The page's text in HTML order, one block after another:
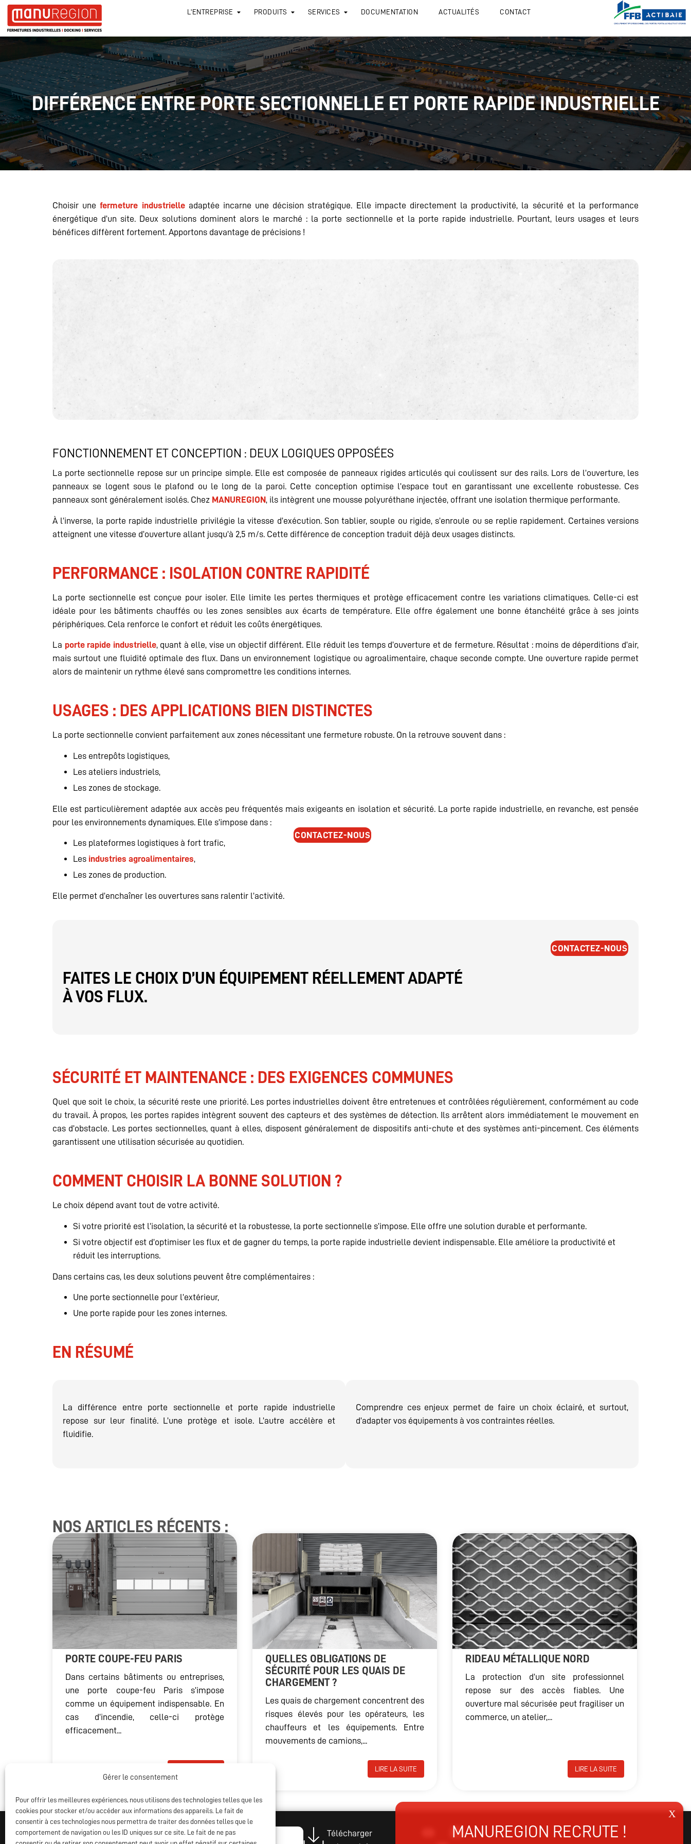
Gérer le consentement
Pour offrir les meilleures expériences, nous utilisons des technologies telles que les
cookies pour stocker et/ou accéder aux informations des appareils. Le fait de
consentir à ces technologies nous permettra de traiter des données telles que le
comportement de navigation ou les ID uniques sur ce site. Le fait de ne pas
L'ENTREPRISE PRODUITS SERVICES DOCUMENTATION ACTUALITÉS CONTACT
DIFFÉRENCE ENTRE PORTE SECTIONNELLE ET PORTE RAPIDE INDUSTRIELLE
Choisir unefermeture industrielleadaptée incarne une décision stratégique. Elle impacte directement la productivité, la sécurité et la performance
énergétique d’un site. Deux solutions dominent alors le marché : la porte sectionnelle et la porte rapide industrielle. Pourtant, leurs usages et leurs
bénéfices diffèrent fortement. Apportons davantage de précisions !
CONTACTEZ-NOUS
FONCTIONNEMENT ET CONCEPTION : DEUX LOGIQUES OPPOSÉES
La porte sectionnelle repose sur un principe simple. Elle est composée de panneaux rigides articulés qui coulissent sur des rails. Lors de l’ouverture, les
panneaux se logent sous le plafond ou le long de la paroi. Cette conception optimise l’espace tout en garantissant une excellente robustesse. Ces
panneaux sont généralement isolés. Chez MANUREGION , ils intègrent une mousse polyuréthane injectée, offrant une isolation thermique performante.
À l’inverse, la porte rapide industrielle privilégie la vitesse d’exécution. Son tablier, souple ou rigide, s’enroule ou se replie rapidement. Certaines versions
atteignent une vitesse d’ouverture allant jusqu’à 2,5 m/s. Cette différence de conception traduit déjà deux usages distincts.
PERFORMANCE : ISOLATION CONTRE RAPIDITÉ
La porte sectionnelle est conçue pour isoler. Elle limite les pertes thermiques et protège efficacement contre les variations climatiques. Celle-ci est
idéale pour les bâtiments chauffés ou les zones sensibles aux écarts de température. Elle offre également une bonne étanchéité grâce à ses joints
périphériques. Cela renforce le confort et réduit les coûts énergétiques.
La porte rapide industrielle, quant à elle, vise un objectif différent. Elle réduit les temps d’ouverture et de fermeture. Résultat : moins de déperditions d’air,
mais surtout une fluidité optimale des flux. Dans un environnement logistique ou agroalimentaire, chaque seconde compte. Une ouverture rapide permet
alors de maintenir un rythme élevé sans compromettre les conditions internes.
USAGES : DES APPLICATIONS BIEN DISTINCTES
La porte sectionnelle convient parfaitement aux zones nécessitant une fermeture robuste. On la retrouve souvent dans :
Les entrepôts logistiques,
Les ateliers industriels,
Les zones de stockage.
Elle est particulièrement adaptée aux accès peu fréquentés mais exigeants en isolation et sécurité. La porte rapide industrielle, en revanche, est pensée
pour les environnements dynamiques. Elle s’impose dans :
Les plateformes logistiques à fort trafic,
Les industries agroalimentaires,
Les zones de production.
Elle permet d’enchaîner les ouvertures sans ralentir l’activité.
FAITES LE CHOIX D’UN ÉQUIPEMENT RÉELLEMENT ADAPTÉ
À VOS FLUX.
CONTACTEZ-NOUS
SÉCURITÉ ET MAINTENANCE : DES EXIGENCES COMMUNES
Quel que soit le choix, la sécurité reste une priorité. Les portes industrielles doivent être entretenues et contrôlées régulièrement, conformément au code
du travail. À propos, les portes rapides intègrent souvent des capteurs et des systèmes de détection. Ils arrêtent alors immédiatement le mouvement en
cas d’obstacle. Les portes sectionnelles, quant à elles, disposent généralement de dispositifs anti-chute et des systèmes anti-pincement. Ces éléments
garantissent une utilisation sécurisée au quotidien.
COMMENT CHOISIR LA BONNE SOLUTION ?
Le choix dépend avant tout de votre activité.
Si votre priorité est l’isolation, la sécurité et la robustesse, la porte sectionnelle s’impose. Elle offre une solution durable et performante.
Si votre objectif est d’optimiser les flux et de gagner du temps, la porte rapide industrielle devient indispensable. Elle améliore la productivité et
réduit les interruptions.
Dans certains cas, les deux solutions peuvent être complémentaires :
Une porte sectionnelle pour l’extérieur,
Une porte rapide pour les zones internes.
EN RÉSUMÉ
La différence entre porte sectionnelle et porte rapide industrielle
repose sur leur finalité. L’une protège et isole. L’autre accélère et
fluidifie.
Comprendre ces enjeux permet de faire un choix éclairé, et surtout,
d’adapter vos équipements à vos contraintes réelles.
NOS ARTICLES RÉCENTS :
PORTE COUPE-FEU PARIS
Dans certains bâtiments ou entreprises,
une porte coupe-feu Paris s’impose
comme un équipement indispensable. En
cas d’incendie, celle-ci protège
efficacement...
QUELLES OBLIGATIONS DE
SÉCURITÉ POUR LES QUAIS DE
CHARGEMENT ?
Les quais de chargement concentrent des
risques élevés pour les opérateurs, les
chauffeurs et les équipements. Entre
mouvements de camions,...
LIRE LA SUITE
RIDEAU MÉTALLIQUE NORD
La protection d’un site professionnel
repose sur des accès fiables. Une
ouverture mal sécurisée peut fragiliser un
commerce, un atelier,...
LIRE LA SUITE
Télécharger